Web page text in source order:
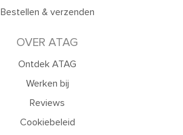
Bestellen & verzenden
OVER ATAG
Ontdek ATAG
Werken bij
Reviews
Cookiebeleid